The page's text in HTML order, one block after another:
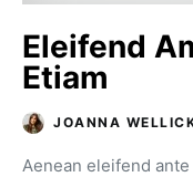
Eleifend
Etiam
JOANNA
Aenean eleifend